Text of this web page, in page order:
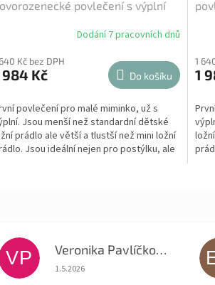
povlečení s výplní
Dodání 7 pracovních dnů
Kč bez DPH
984 Kč Do košíku
povlečení pro malé miminko, už s
Jsou menší než standardní dětské
prádlo ale větší a tlustší než mini ložní
Jsou ideální nejen pro postýlku, ale
1
1
VP Veronika Pavlíčková
Hodnocení obchodu je 5 z 5
1.5.2026